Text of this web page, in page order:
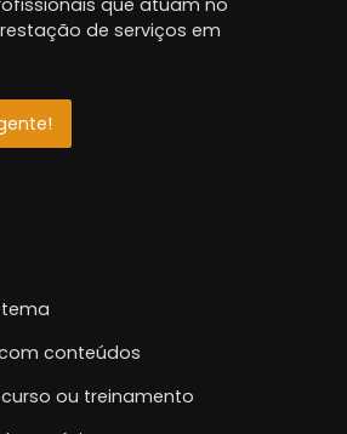
que atuam no
de serviços em
tema
conteúdos
ou treinamento